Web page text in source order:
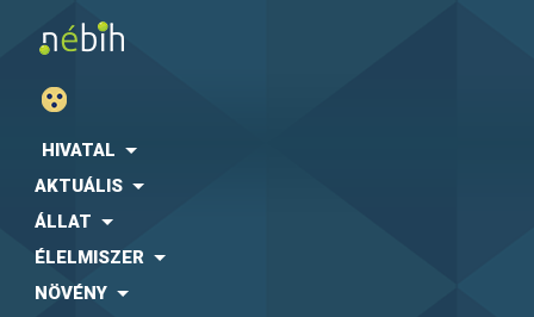
HIVATAL
AKTUÁLIS
ÁLLAT
ÉLELMISZER
NÖVÉNY